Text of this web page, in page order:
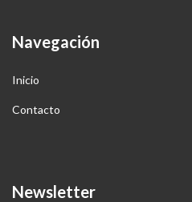
Navegación
Inicio
Contacto
Newsletter